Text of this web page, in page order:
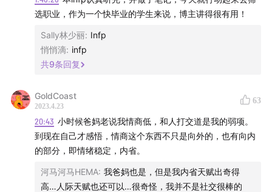
选职业，作为一个快毕业的学生来说，博主讲得很有用！
Sally林少丽: Infp
悄悄滴: infp
共9条回复
GoldCoast
2023.4.23
63
20:43 小时候爸妈老说我情商低，和人打交道是我的弱项。
到现在自己才感悟，情商这个东西不只是向外的，也有向内
的部分，即情绪稳定，内省。
河马河马HEMA: 我爸妈也是，但是我内省天赋出奇得
高…人际天赋也还可以…很奇怪，我并不是社交很棒的